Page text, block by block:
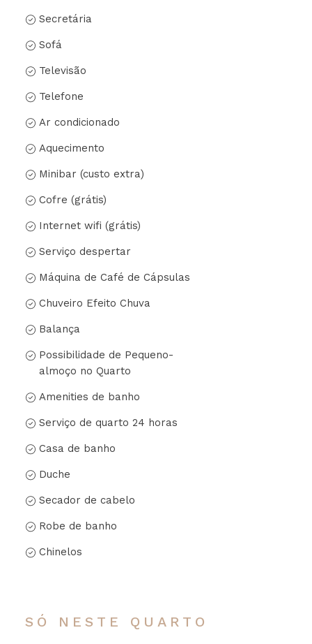
Secretária
Sofá
Televisão
Telefone
Ar condicionado
Aquecimento
Minibar (custo extra)
Cofre (grátis)
Internet wifi (grátis)
Serviço despertar
Máquina de Café de Cápsulas
Chuveiro Efeito Chuva
Balança
Possibilidade de Pequeno-
almoço no Quarto
Amenities de banho
Serviço de quarto 24 horas
Casa de banho
Duche
Secador de cabelo
Robe de banho
Chinelos
SÓ NESTE QUARTO